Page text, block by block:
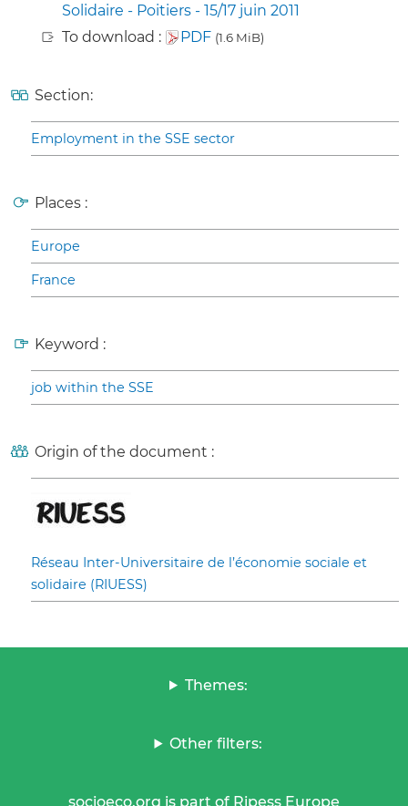
Solidaire - Poitiers - 15/17 juin 2011
To download :
PDF (1.6 MiB)
Section:
Employment in the SSE sector
Places :
Europe
France
Keyword :
job within the SSE
Origin of the document :
Réseau Inter-Universitaire de l’économie sociale et
solidaire (RIUESS)
Themes:
Other filters:
socioeco.org is part of Ripess Europe